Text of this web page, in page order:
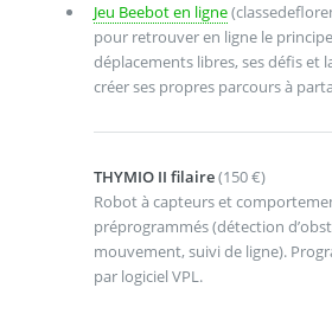
Jeu Beebot en ligne
pour retrouver en ligne le
déplacements libres, ses défis et
créer ses propres parcours à
THYMIO II filaire(150 €)
Robot à capteurs et
préprogrammés (détection
mouvement, suivi de ligne).
par logiciel VPL.